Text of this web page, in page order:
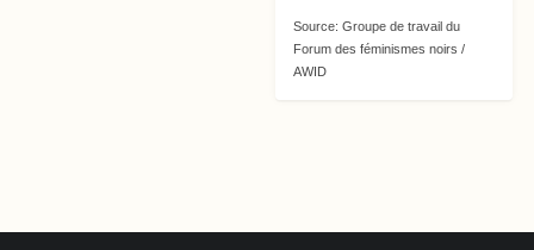
Source: Groupe de travail du
Forum des féminismes noirs /
AWID